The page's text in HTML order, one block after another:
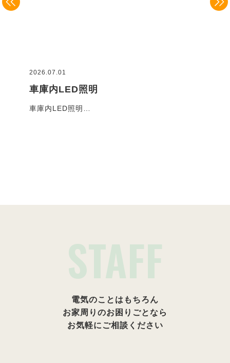
2026.07.01
車庫内LED照明
車庫内LED照明…
STAFF
電気のことはもちろん
お家周りのお困りごとなら
お気軽にご相談ください